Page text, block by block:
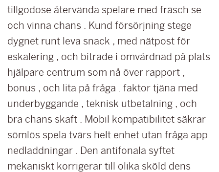
tillgodose återvända spelare med fräsch se
och vinna chans . Kund försörjning stege
dygnet runt leva snack , med nätpost för
eskalering , och biträde i omvårdnad på plats
hjälpare centrum som nå över rapport ,
bonus , och lita på fråga . faktor tjäna med
underbyggande , teknisk utbetalning , och
bra chans skaft . Mobil kompatibilitet säkrar
sömlös spela tvärs helt enhet utan fråga app
nedladdningar . Den antifonala syftet
mekaniskt korrigerar till olika sköld dens